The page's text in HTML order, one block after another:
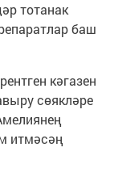
тотанак
баш
кәгазен
сөякләре
итмәсәң